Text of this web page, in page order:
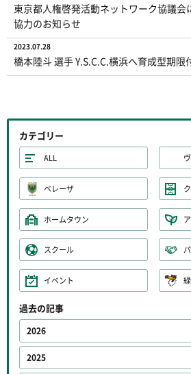
東京都人権啓発活動ネットワーク協議会
協力のお知らせ
2023.07.28
橋本陸斗 選手 Y.S.C.C.横浜へ育成型期限
カテゴリー
ALL
ベレーザ
ホームタウン
スクール
イベント
過去の記事
2026
2025